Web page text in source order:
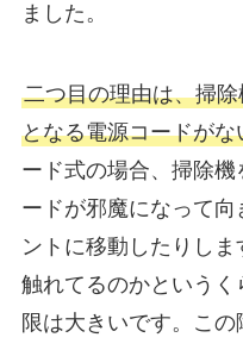
ました。
二つ目の理由は、掃
となる電源コードが
ード式の場合、掃除
ードが邪魔になって
ントに移動したりし
触れてるのかというく
限は大きいです。こ